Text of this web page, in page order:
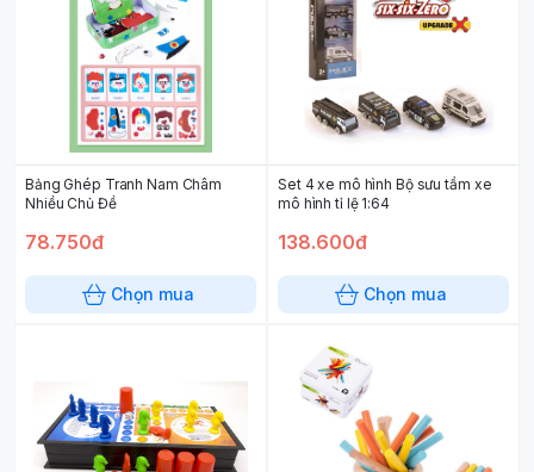
Bảng Ghép Tranh Nam Châm
Nhiều Chủ Đề
78.750đ
Chọn mua
Set 4 xe mô hình Bộ sưu tầm xe
mô hình tỉ lệ 1:64
138.600đ
Chọn mua